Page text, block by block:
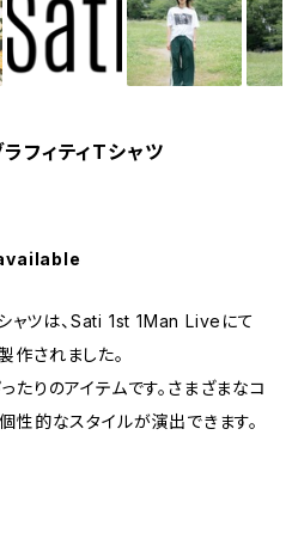
フィティTシャツ
ャツは、Sati 1st 1Man Liveにて
作されました。
たりのアイテムです。さまざまなコ
性的なスタイルが演出できます。